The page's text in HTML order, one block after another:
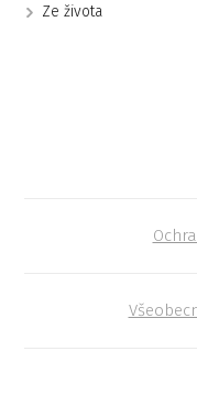
Ze života